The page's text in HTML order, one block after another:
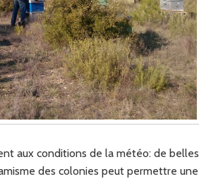
aux conditions de la météo: de belles
des colonies peut permettre une